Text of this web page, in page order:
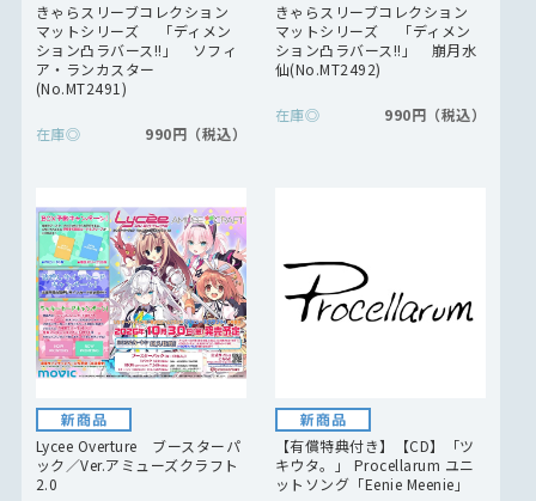
きゃらスリーブコレクション
マットシリーズ 「ディメン
ション凸ラバース!!」 ソフィ
ア・ランカスター
(No.MT2491)
在庫◎ 990円
きゃらスリーブコレクション
マットシリーズ 「ディメン
ション凸ラバース!!」 崩月水
仙(No.MT2492)
在庫◎ 990円
Lycee Overture ブースターパ
ック／Ver.アミューズクラフト
2.0
【有償特典付き】【CD】「ツ
キウタ。」 Procellarum ユニ
ットソング「Eenie Meenie」